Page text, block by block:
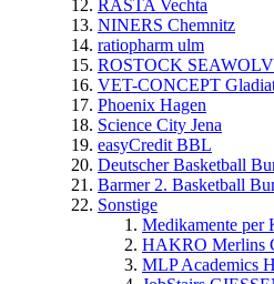
RASTA Vechta
NINERS Chemnitz
ratiopharm ulm
ROSTOCK
VET-CONCEPT
Phoenix Hagen
Science City Jena
easyCredit BBL
Deutscher Basketball
Barmer 2. Basketball
Sonstige
Medikamente per
HAKRO Merlins
MLP Academics